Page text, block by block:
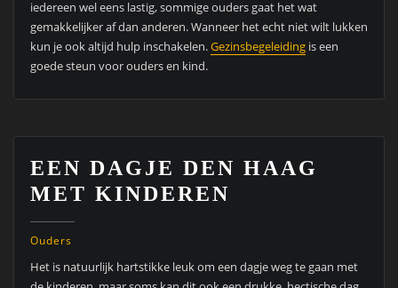
iedereen wel eens lastig, sommige ouders gaat het wat
gemakkelijker af dan anderen. Wanneer het echt niet wilt lukken
kun je ook altijd hulp inschakelen.Gezinsbegeleidingis een
goede steun voor ouders en kind.
EEN DAGJE DEN HAAG
MET KINDEREN
Ouders
Het is natuurlijk hartstikke leuk om een dagje weg te gaan met